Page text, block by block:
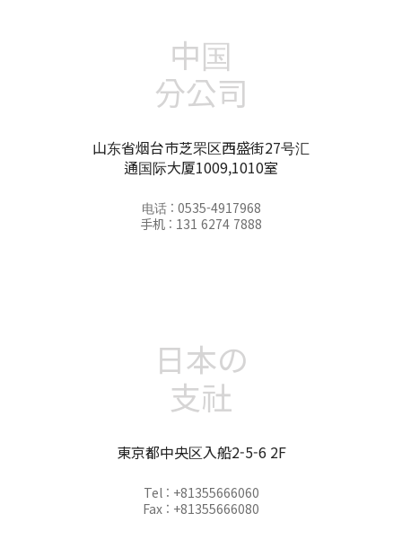
中国
分公司
山东省烟台市芝罘区西盛街27号汇
通国际大厦1009,1010室
电话 : 0535-4917968
手机 : 131 6274 7888
日本の
支社
東京都中央区入船2-5-6 2F
Tel : +81355666060
Fax : +81355666080